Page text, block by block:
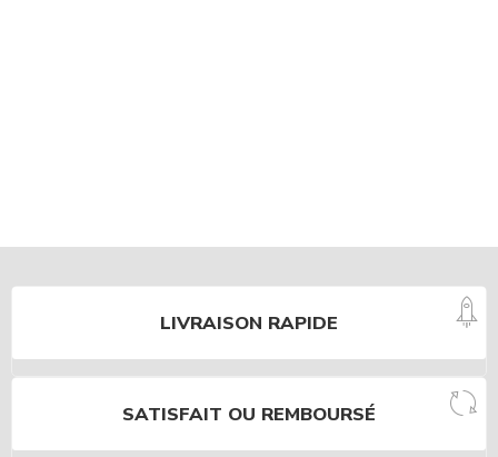
LIVRAISON RAPIDE
SATISFAIT OU REMBOURSÉ